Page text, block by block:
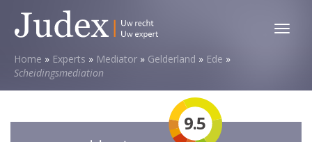
Toggle
Home » Experts » Mediator » Gelderland » Ede »
Scheidingsmediation
9.5